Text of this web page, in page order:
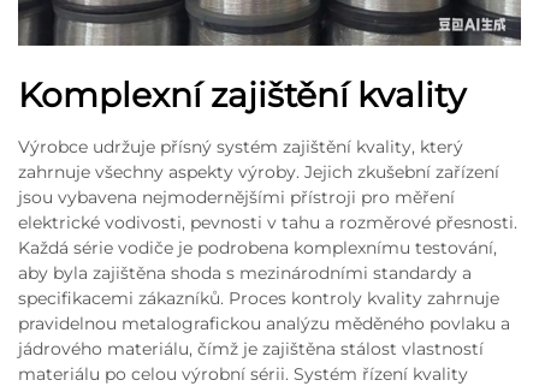
Komplexní zajištění kvality
Výrobce udržuje přísný systém zajištění kvality, který
zahrnuje všechny aspekty výroby. Jejich zkušební zařízení
jsou vybavena nejmodernějšími přístroji pro měření
elektrické vodivosti, pevnosti v tahu a rozměrové přesnosti.
Každá série vodiče je podrobena komplexnímu testování,
aby byla zajištěna shoda s mezinárodními standardy a
specifikacemi zákazníků. Proces kontroly kvality zahrnuje
pravidelnou metalografickou analýzu měděného povlaku a
jádrového materiálu, čímž je zajištěna stálost vlastností
materiálu po celou výrobní sérii. Systém řízení kvality